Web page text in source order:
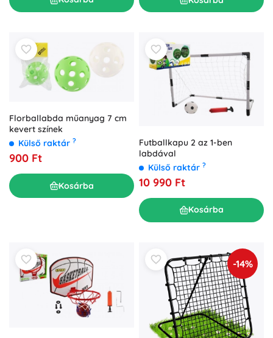
Florballabda műanyag 7 cm
kevert színek
Külső raktár ?
900 Ft
Kosárba
Futballkapu 2 az 1-ben
labdával
Külső raktár ?
10 990 Ft
Kosárba
-14%